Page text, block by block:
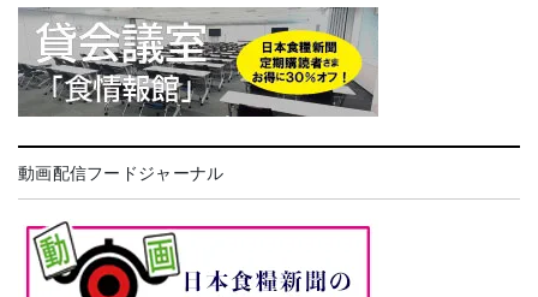
動画配信フードジャーナル